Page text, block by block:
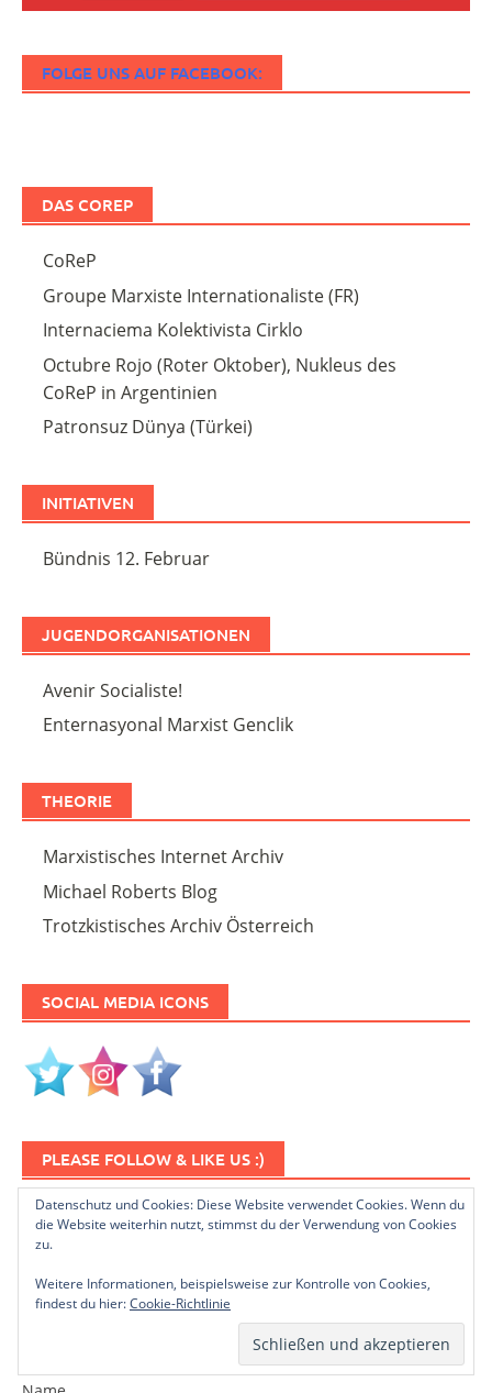
FOLGE UNS AUF FACEBOOK:
DAS COREP
CoReP
Groupe Marxiste Internationaliste (FR)
Internaciema Kolektivista Cirklo
Octubre Rojo (Roter Oktober), Nukleus des
CoReP in Argentinien
Patronsuz Dünya (Türkei)
INITIATIVEN
Bündnis 12. Februar
JUGENDORGANISATIONEN
Avenir Socialiste!
Enternasyonal Marxist Genclik
THEORIE
Marxistisches Internet Archiv
Michael Roberts Blog
Trotzkistisches Archiv Österreich
SOCIAL MEDIA ICONS
PLEASE FOLLOW & LIKE US :)
NEWSLETTER ABONNIEREN
Datenschutz und Cookies: Diese Website verwendet Cookies. Wenn du
die Website weiterhin nutzt, stimmst du der Verwendung von Cookies
zu.
Weitere Informationen, beispielsweise zur Kontrolle von Cookies,
findest du hier:Cookie-Richtlinie